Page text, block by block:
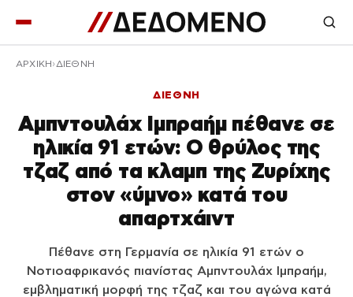
ΑΡΧΙΚΉ ΔΙΕΘΝΗ
ΔΙΕΘΝΗ
Αμπντουλάχ Ιμπραήμ πέθανε σε
ηλικία 91 ετών: Ο θρύλος της
τζαζ από τα κλαμπ της Ζυρίχης
στον «ύμνο» κατά του
απαρτχάιντ
Πέθανε στη Γερμανία σε ηλικία 91 ετών ο
Νοτιοαφρικανός πιανίστας Αμπντουλάχ Ιμπραήμ,
εμβληματική μορφή της τζαζ και του αγώνα κατά